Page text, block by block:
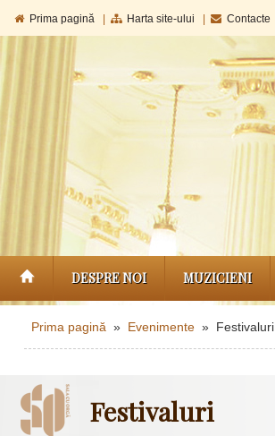
Prima pagină Harta site-ului Contacte
DESPRE NOI MUZICIENI
Prima pagină » Evenimente » Festivaluri
Festivaluri